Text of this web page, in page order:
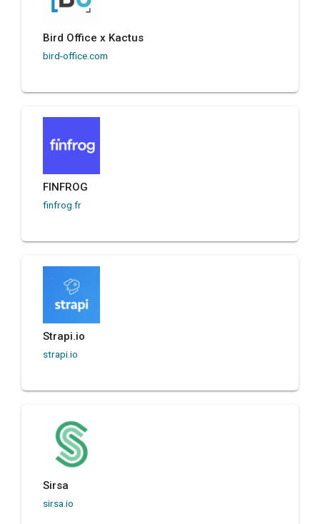
Bird Office x Kactus
bird-office.com
FINFROG
finfrog.fr
Strapi.io
strapi.io
Sirsa
sirsa.io